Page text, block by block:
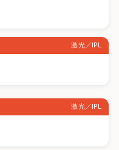
激光／IPL
激光／IPL